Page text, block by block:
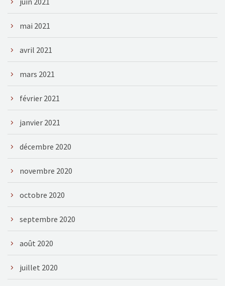
mai 2021
avril 2021
mars 2021
février 2021
janvier 2021
décembre 2020
novembre 2020
octobre 2020
septembre 2020
août 2020
juillet 2020